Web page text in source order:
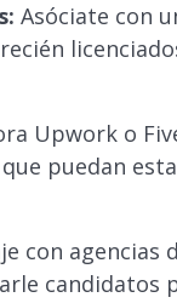
Asóciate con
Upwork o
puedan
con agencias
candidatos